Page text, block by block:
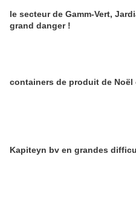
le secteur de Gamm-Vert,
grand danger !
containers de produit de Noël
Kapiteyn bv en grandes